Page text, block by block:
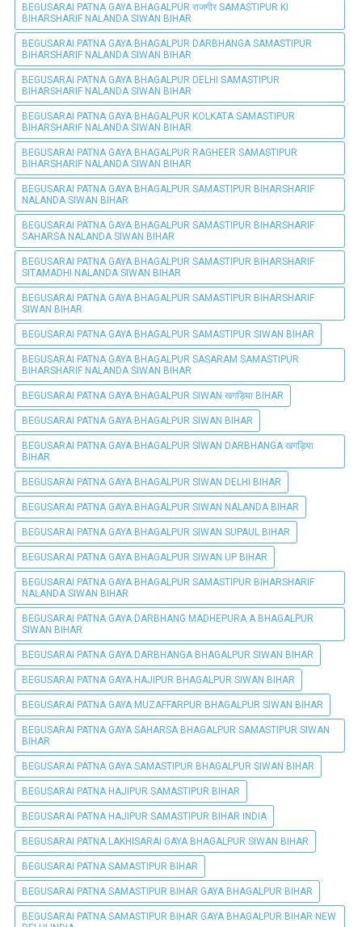
BEGUSARAI PATNA GAYA BHAGALPUR राजगीर SAMASTIPUR KI
BIHARSHARIF NALANDA SIWAN BIHAR
BEGUSARAI PATNA GAYA BHAGALPUR DARBHANGA SAMASTIPUR
BIHARSHARIF NALANDA SIWAN BIHAR
BEGUSARAI PATNA GAYA BHAGALPUR DELHI SAMASTIPUR
BIHARSHARIF NALANDA SIWAN BIHAR
BEGUSARAI PATNA GAYA BHAGALPUR KOLKATA SAMASTIPUR
BIHARSHARIF NALANDA SIWAN BIHAR
BEGUSARAI PATNA GAYA BHAGALPUR RAGHEER SAMASTIPUR
BIHARSHARIF NALANDA SIWAN BIHAR
BEGUSARAI PATNA GAYA BHAGALPUR SAMASTIPUR BIHARSHARIF
NALANDA SIWAN BIHAR
BEGUSARAI PATNA GAYA BHAGALPUR SAMASTIPUR BIHARSHARIF
SAHARSA NALANDA SIWAN BIHAR
BEGUSARAI PATNA GAYA BHAGALPUR SAMASTIPUR BIHARSHARIF
SITAMADHI NALANDA SIWAN BIHAR
BEGUSARAI PATNA GAYA BHAGALPUR SAMASTIPUR BIHARSHARIF
SIWAN BIHAR
BEGUSARAI PATNA GAYA BHAGALPUR SAMASTIPUR SIWAN BIHAR
BEGUSARAI PATNA GAYA BHAGALPUR SASARAM SAMASTIPUR
BIHARSHARIF NALANDA SIWAN BIHAR
BEGUSARAI PATNA GAYA BHAGALPUR SIWAN खगड़िया BIHAR
BEGUSARAI PATNA GAYA BHAGALPUR SIWAN BIHAR
BEGUSARAI PATNA GAYA BHAGALPUR SIWAN DARBHANGA खगड़िया
BIHAR
BEGUSARAI PATNA GAYA BHAGALPUR SIWAN DELHI BIHAR
BEGUSARAI PATNA GAYA BHAGALPUR SIWAN NALANDA BIHAR
BEGUSARAI PATNA GAYA BHAGALPUR SIWAN SUPAUL BIHAR
BEGUSARAI PATNA GAYA BHAGALPUR SIWAN UP BIHAR
BEGUSARAI PATNA GAYA BHAGALPUR SAMASTIPUR BIHARSHARIF
NALANDA SIWAN BIHAR
BEGUSARAI PATNA GAYA DARBHANG MADHEPURA A BHAGALPUR
SIWAN BIHAR
BEGUSARAI PATNA GAYA DARBHANGA BHAGALPUR SIWAN BIHAR
BEGUSARAI PATNA GAYA HAJIPUR BHAGALPUR SIWAN BIHAR
BEGUSARAI PATNA GAYA MUZAFFARPUR BHAGALPUR SIWAN BIHAR
BEGUSARAI PATNA GAYA SAHARSA BHAGALPUR SAMASTIPUR SIWAN
BIHAR
BEGUSARAI PATNA GAYA SAMASTIPUR BHAGALPUR SIWAN BIHAR
BEGUSARAI PATNA HAJIPUR SAMASTIPUR BIHAR
BEGUSARAI PATNA HAJIPUR SAMASTIPUR BIHAR INDIA
BEGUSARAI PATNA LAKHISARAI GAYA BHAGALPUR SIWAN BIHAR
BEGUSARAI PATNA SAMASTIPUR BIHAR
BEGUSARAI PATNA SAMASTIPUR BIHAR GAYA BHAGALPUR BIHAR
BEGUSARAI PATNA SAMASTIPUR BIHAR GAYA BHAGALPUR BIHAR NEW